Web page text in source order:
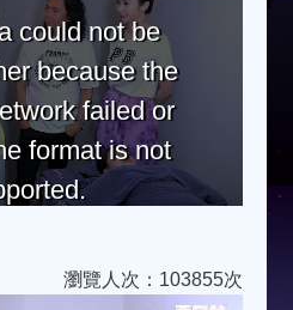
could not be
because the
failed or
format is not
瀏覽人次：103855次